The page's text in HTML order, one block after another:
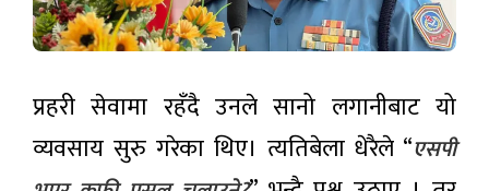
बढ्यो
९ घण्टा अगाडी
नेपाल
आयल
कार्यकारी
निर्देशकमा
प्रहरी सेवामा रहँदै उनले सानो लगानीबाट यो
व्यवसाय सुरु गरेका थिए। त्यतिबेला धेरैले “एसपी